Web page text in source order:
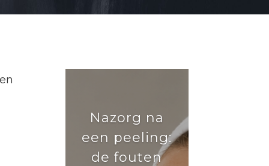
Nazorg na
een peeling:
de fouten